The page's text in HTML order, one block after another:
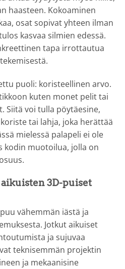
haasteen. Kokoaminen
osat sopivat yhteen ilman
kasvaa silmien edessä.
tapa irrottautua
puoli: koristeellinen arvo.
kuten monet pelit tai
Siitä voi tulla pöytäesine,
tai lahja, joka herättää
mielessä palapeli ei ole
kodin muotoilua, jolla on
3D-puiset
vähemmän iästä ja
Jotkut aikuiset
ja sujuvaa
teknisemmän projektin
ja mekaanisine